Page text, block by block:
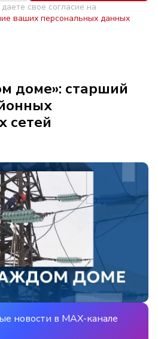
свое согласие на
ваших персональных данных
доме»: старший
сетей
новости в MAX-канале